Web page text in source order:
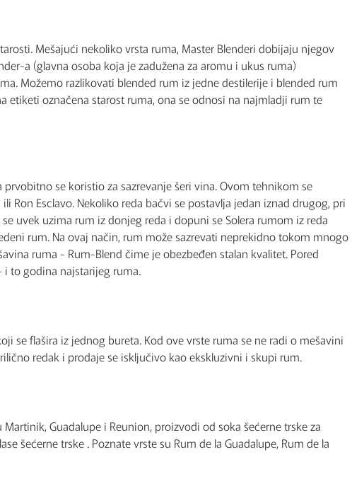
Mešajući nekoliko vrsta ruma, Master Blenderi dobijaju njegov
a (glavna osoba koja je zadužena za aromu i ukus ruma)
Možemo razlikovati blended rum iz jedne destilerije i blended rum
etiketi označena starost ruma, ona se odnosi na najmladji rum te
se koristio za sazrevanje šeri vina. Ovom tehnikom se
Ron Esclavo. Nekoliko reda bačvi se postavlja jedan iznad drugog, pri
uvek uzima rum iz donjeg reda i dopuni se Solera rumom iz reda
rum. Na ovaj način, rum može sazrevati neprekidno tokom mnogo
ruma - Rum-Blend čime je obezbeđen stalan kvalitet. Pored
i to godina najstarijeg ruma.
se flašira iz jednog bureta. Kod ove vrste ruma se ne radi o mešavini
redak i prodaje se isključivo kao ekskluzivni i skupi rum.
Guadalupe i Reunion, proizvodi od soka šećerne trske za
šećerne trske . Poznate vrste su Rum de la Guadalupe, Rum de la